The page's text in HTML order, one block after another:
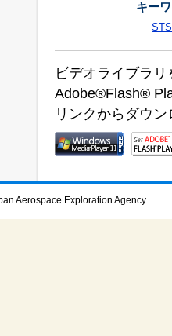
キー
ビデオライブラ
Adobe®Flash®
リンクからダウ
Aerospace Exploration Agency